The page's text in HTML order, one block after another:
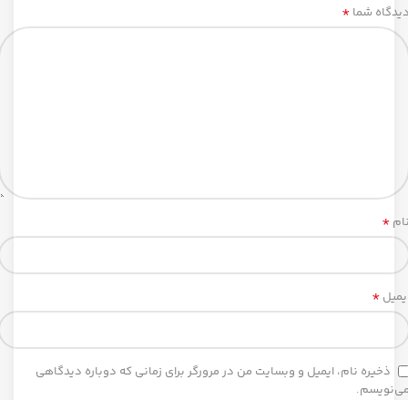
شما *
*
*
ذخیره نام، ایمیل و وبسایت من در مرورگر برای زمانی که دوباره دیدگاهی